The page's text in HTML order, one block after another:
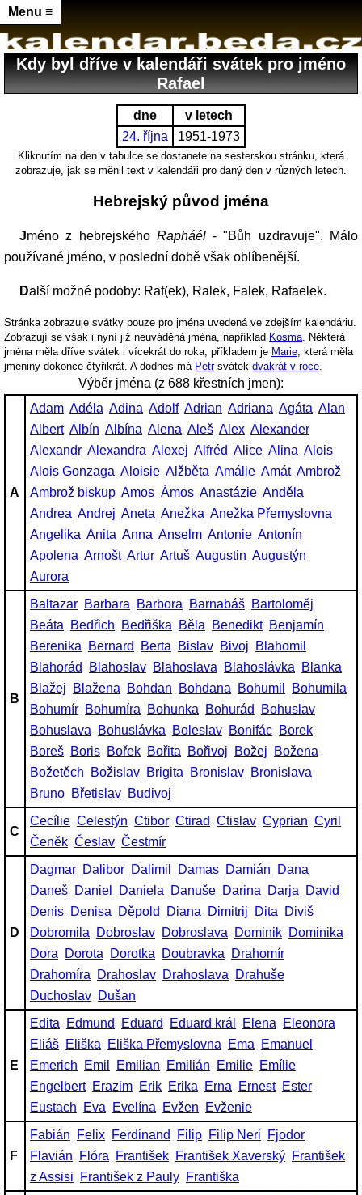
Menu ≡
Kdy byl dříve v kalendáři svátek pro jméno
Rafael
dne
v letech
24. října
1951-1973
Kliknutím na den v tabulce se dostanete na sesterskou stránku, která
zobrazuje, jak se měnil text v kalendáři pro daný den v různých letech.
Hebrejský původ jména
Jméno z hebrejského Rapháél- "Bůh uzdravuje". Málo
používané jméno, v poslední době však oblíbenější.
Další možné podoby: Raf(ek), Ralek, Falek, Rafaelek.
Stránka zobrazuje svátky pouze pro jména uvedená ve zdejším kalendáriu.
Zobrazují se však i nyní již neuváděná jména, například Kosma . Některá
jména měla dříve svátek i vícekrát do roka, příkladem je Marie , která měla
jmeniny dokonce čtyřikrát. A dodnes má Petrsvátek dvakrát v roce
Výběr jména (z 688 křestních jmen):
A
Adam Adéla Adina Adolf Adrian Adriana Agáta Alan
Albert Albín Albína Alena Aleš Alex Alexander
Alexandr Alexandra Alexej Alfréd Alice Alina Alois
Alois Gonzaga Aloisie Alžběta Amálie Amát Ambrož
Ambrož biskup Amos Ámos Anastázie Anděla
Andrea Andrej Aneta Anežka Anežka Přemyslovna
Angelika Anita Anna Anselm Antonie Antonín
Apolena Arnošt Artur Artuš Augustin Augustýn
Aurora
B
Baltazar Barbara Barbora Barnabáš Bartoloměj
Beáta
Bedřich Bedřiška Běla Benedikt Benjamín
Berenika
Bernard Berta Bislav Bivoj
Blahomil
Blahorád
Blahoslav Blahoslava Blahoslávka
Blanka
Blažej
Blažena Bohdan Bohdana Bohumil
Bohumila
Bohumír Bohumíra Bohunka Bohurád
Bohuslav
Bohuslava
Bohuslávka Boleslav Bonifác Borek
Boreš Boris Bořek Bořita Bořivoj Božej
Božena
Božetěch
Božislav Brigita Bronislav Bronislava
Bruno Břetislav Budivoj
C
Cecílie Celestýn Ctibor Ctirad Ctislav Cyprian Cyril
Čeněk Česlav Čestmír
D
Dagmar Dalibor Dalimil Damas Damián
Dana
Daneš Daniel Daniela Danuše Darina Darja
David
Denis Denisa Děpold Diana Dimitrij Dita
Diviš
Dobromila
Dobroslav Dobroslava Dominik Dominika
Dora
Dorota Dorotka Doubravka
Drahomír
Drahomíra
Drahoslav Drahoslava
Drahuše
Duchoslav Dušan
E
Edita Edmund Eduard Eduard král Elena
Eleonora
Eliáš Eliška Eliška Přemyslovna Ema
Emanuel
Emerich
Emil Emilian Emilián Emilie Emílie
Engelbert Erazim Erik Erika Erna Ernest Ester
Eustach
Eva Evelína Evžen Evženie
F
Fabián Felix Ferdinand Filip Filip Neri
Fjodor
Flavián
Flóra František František Xaverský František
z Assisi
František z Pauly Františka